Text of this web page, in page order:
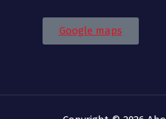
Google maps